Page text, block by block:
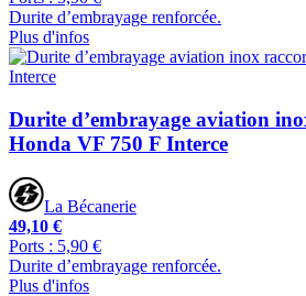
Durite d’embrayage renforcée.
Plus d'infos
Durite d’embrayage aviation
Honda VF 750 F Interce
La Bécanerie
49,10 €
Ports : 5,90 €
Durite d’embrayage renforcée.
Plus d'infos